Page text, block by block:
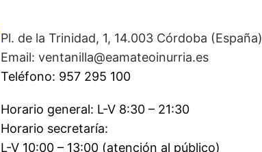
Pl. de la Trinidad, 1, 14.003 Córdoba (España)
Email: ventanilla@eamateoinurria.es
Teléfono: 957 295 100
Horario general: L-V 8:30 – 21:30
Horario secretaría:
L-V 10:00 – 13:00 (atención al público)